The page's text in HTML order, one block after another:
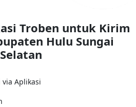
Troben untuk Kirim
Hulu Sungai
Selatan
via Aplikasi